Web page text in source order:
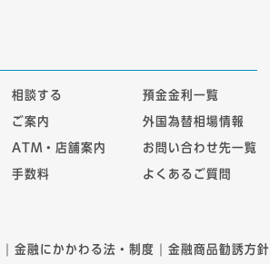
相談する
ご案内
ATM・店舗案内
手数料
預金金利一覧
外国為替相場情報
お問い合わせ先一覧
よくあるご質問
金融にかかわる法・制度 金融商品勧誘方針